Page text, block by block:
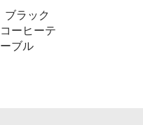
ブラック
コーヒーテ
ーブル